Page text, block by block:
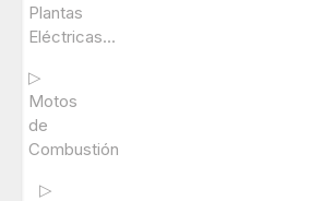
Plantas
Eléctricas...
▷
Motos
de
Combustión
▷